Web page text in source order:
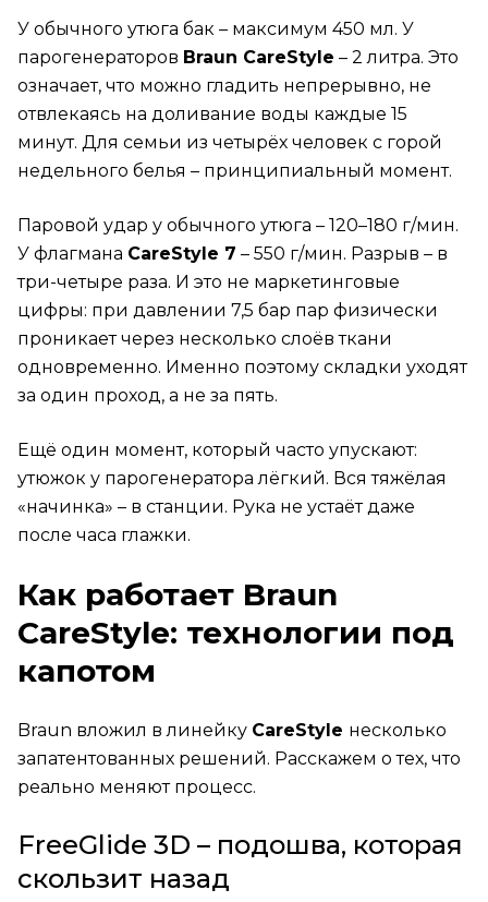
У обычного утюга бак – максимум 450 мл. У
парогенераторов Braun CareStyle – 2 литра. Это
означает, что можно гладить непрерывно, не
отвлекаясь на доливание воды каждые 15
минут. Для семьи из четырёх человек с горой
недельного белья – принципиальный момент.
Паровой удар у обычного утюга – 120–180 г/мин.
У флагмана CareStyle 7 – 550 г/мин. Разрыв – в
три-четыре раза. И это не маркетинговые
цифры: при давлении 7,5 бар пар физически
проникает через несколько слоёв ткани
одновременно. Именно поэтому складки уходят
за один проход, а не за пять.
Ещё один момент, который часто упускают:
утюжок у парогенератора лёгкий. Вся тяжёлая
«начинка» – в станции. Рука не устаёт даже
после часа глажки.
Как работает Braun
CareStyle: технологии под
капотом
Braun вложил в линейку CareStyle несколько
запатентованных решений. Расскажем о тех, что
реально меняют процесс.
FreeGlide 3D – подошва, которая
скользит назад